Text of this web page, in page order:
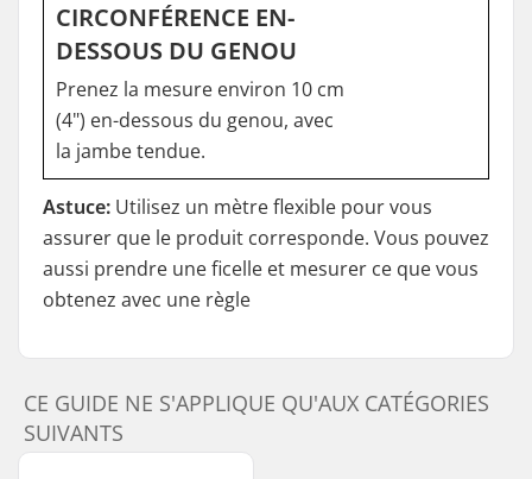
CIRCONFÉRENCE EN-
DESSOUS DU GENOU
Prenez la mesure environ 10 cm
(4") en-dessous du genou, avec
la jambe tendue.
Astuce: Utilisez un mètre flexible pour vous
assurer que le produit corresponde. Vous pouvez
aussi prendre une ficelle et mesurer ce que vous
obtenez avec une règle
CE GUIDE NE S'APPLIQUE QU'AUX CATÉGORIES
SUIVANTS